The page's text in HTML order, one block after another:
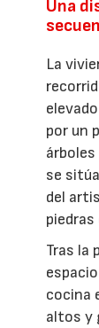
Una
La
por un
se
del
Tras la
cocina
altos y